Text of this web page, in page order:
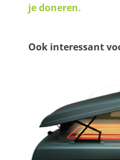
je doneren.
Ook interessant